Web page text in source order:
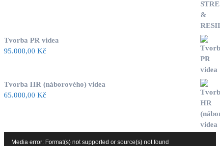
Tvorba PR videa
95.000,00 Kč
Tvorba HR (náborového) videa
65.000,00 Kč
Media error: Format(s) not supported or source(s) not found